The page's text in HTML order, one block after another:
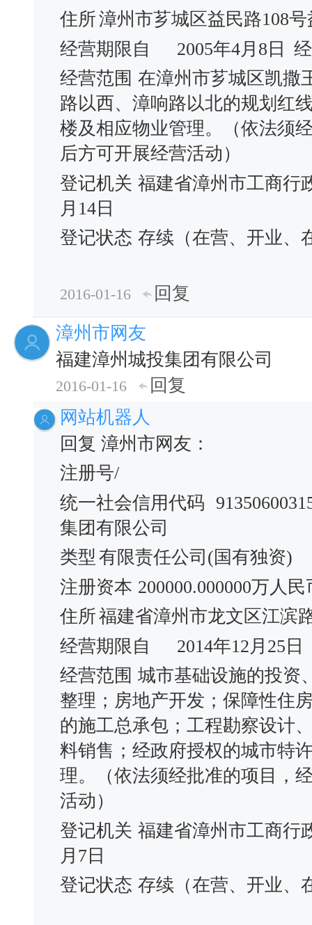
住所漳州市芗城区益民路108
经营期限自
2005年4月8日
经营范围 在漳州市芗城区凯撒
路以西、漳响路以北的规划红
楼及相应物业管理。（依法须
后方可开展经营活动）
登记机关 福建省漳州市工商行
月14日
登记状态 存续（在营、开业、
2016-01-16
回复
漳州市网友
福建漳州城投集团有限公司
2016-01-16
回复
网站机器人
回复 漳州市网友：
注册号/
统一社会信用代码
集团有限公司
类型 有限责任公司(国有独资)
注册资本 200000.000000万人民
住所福建省漳州市龙文区江滨
经营期限自
2014年12月25日
经营范围 城市基础设施的投资
整理；房地产开发；保障性住
的施工总承包；工程勘察设计
料销售；经政府授权的城市特
理。（依法须经批准的项目，
活动）
登记机关 福建省漳州市工商行
月7日
登记状态 存续（在营、开业、